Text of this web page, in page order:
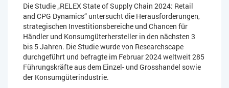
Die Studie „RELEX State of Supply Chain 2024: Retail
and CPG Dynamics“ untersucht die Herausforderungen,
strategischen Investitionsbereiche und Chancen für
Händler und Konsumgüterhersteller in den nächsten 3
bis 5 Jahren. Die Studie wurde von Researchscape
durchgeführt und befragte im Februar 2024 weltweit 285
Führungskräfte aus dem Einzel- und Grosshandel sowie
der Konsumgüterindustrie.